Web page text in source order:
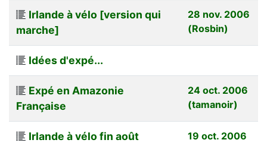
Irlande à vélo [version qui
marche]
28 nov. 2006
(Rosbin)
Idées d'expé...
Expé en Amazonie
Française
24 oct. 2006
(tamanoir)
Irlande à vélo fin août
19 oct. 2006